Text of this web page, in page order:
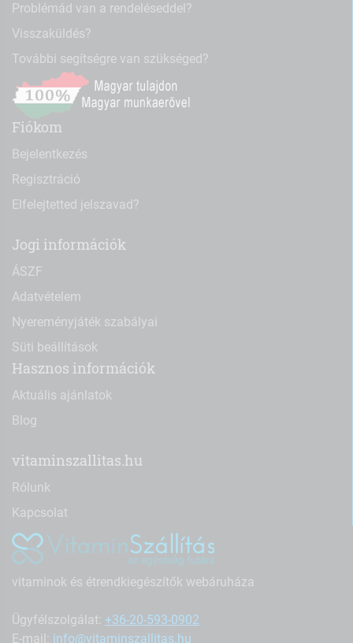
Problémád van a rendeléseddel?
Visszaküldés?
További segítségre van szükséged?
Fiókom
Bejelentkezés
Regisztráció
Elfelejtetted jelszavad?
Jogi információk
ÁSZF
Adatvételem
Nyereményjáték szabályai
Süti beállítások
Hasznos információk
Aktuális ajánlatok
Blog
vitaminszallitas.hu
Rólunk
Kapcsolat
vitaminok és étrendkiegészítők webáruháza
Ügyfélszolgálat: +36-20-593-0902
E-mail: info@vitaminszallitas.hu